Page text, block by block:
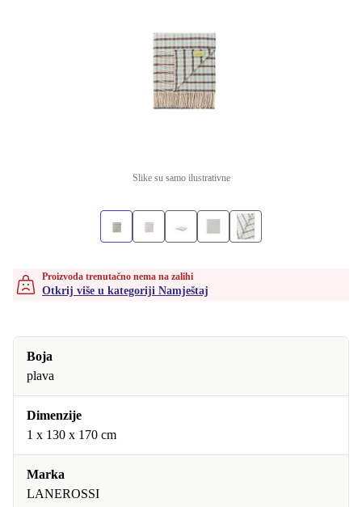
Slike su samo ilustrativne
Proizvoda trenutačno nema na zalihi
Otkrij više u kategoriji Namještaj
Boja
plava
Dimenzije
1 x 130 x 170 cm
Marka
LANEROSSI